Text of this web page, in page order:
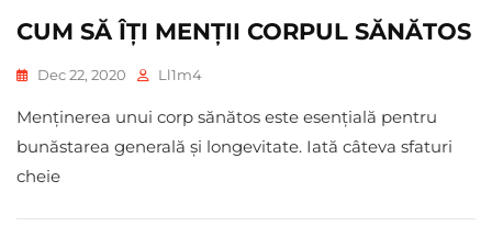
CUM SĂ ÎȚI MENȚII CORPUL SĂNĂTOS
Dec 22, 2020 Ll1m4
Menținerea unui corp sănătos este esențială pentru
bunăstarea generală și longevitate. Iată câteva sfaturi
cheie